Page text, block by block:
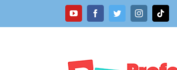
YouTubeFacebookTwitterInstagramTiktok